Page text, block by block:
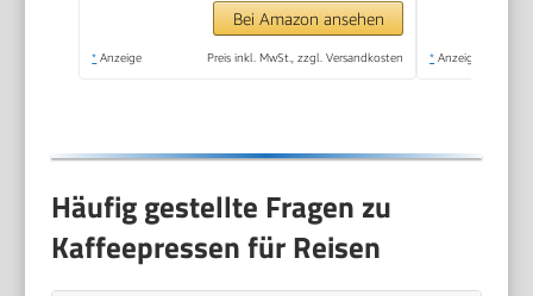
Made in Portugal
Bei Amazon ansehen
* Anzeige Preis inkl. MwSt., zzgl. Versandkosten * Anzeige
Häufig gestellte Fragen zu
Kaffeepressen für Reisen